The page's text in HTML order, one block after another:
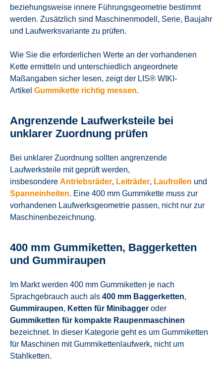
beziehungsweise innere Führungsgeometrie bestimmt
werden. Zusätzlich sind Maschinenmodell, Serie, Baujahr
und Laufwerksvariante zu prüfen.
Wie Sie die erforderlichen Werte an der vorhandenen
Kette ermitteln und unterschiedlich angeordnete
Maßangaben sicher lesen, zeigt der LIS® WIKI-
Artikel Gummikette richtig messen.
Angrenzende Laufwerksteile bei
unklarer Zuordnung prüfen
Bei unklarer Zuordnung sollten angrenzende
Laufwerksteile mit geprüft werden,
insbesondere Antriebsräder, Leiträder, Laufrollen und
Spanneinheiten. Eine 400 mm Gummikette muss zur
vorhandenen Laufwerksgeometrie passen, nicht nur zur
Maschinenbezeichnung.
400 mm Gummiketten, Baggerketten
und Gummiraupen
Im Markt werden 400 mm Gummiketten je nach
Sprachgebrauch auch als 400 mm Baggerketten,
Gummiraupen, Ketten für Minibagger oder
Gummiketten für kompakte Raupenmaschinen
bezeichnet. In dieser Kategorie geht es um Gummiketten
für Maschinen mit Gummikettenlaufwerk, nicht um
Stahlketten.